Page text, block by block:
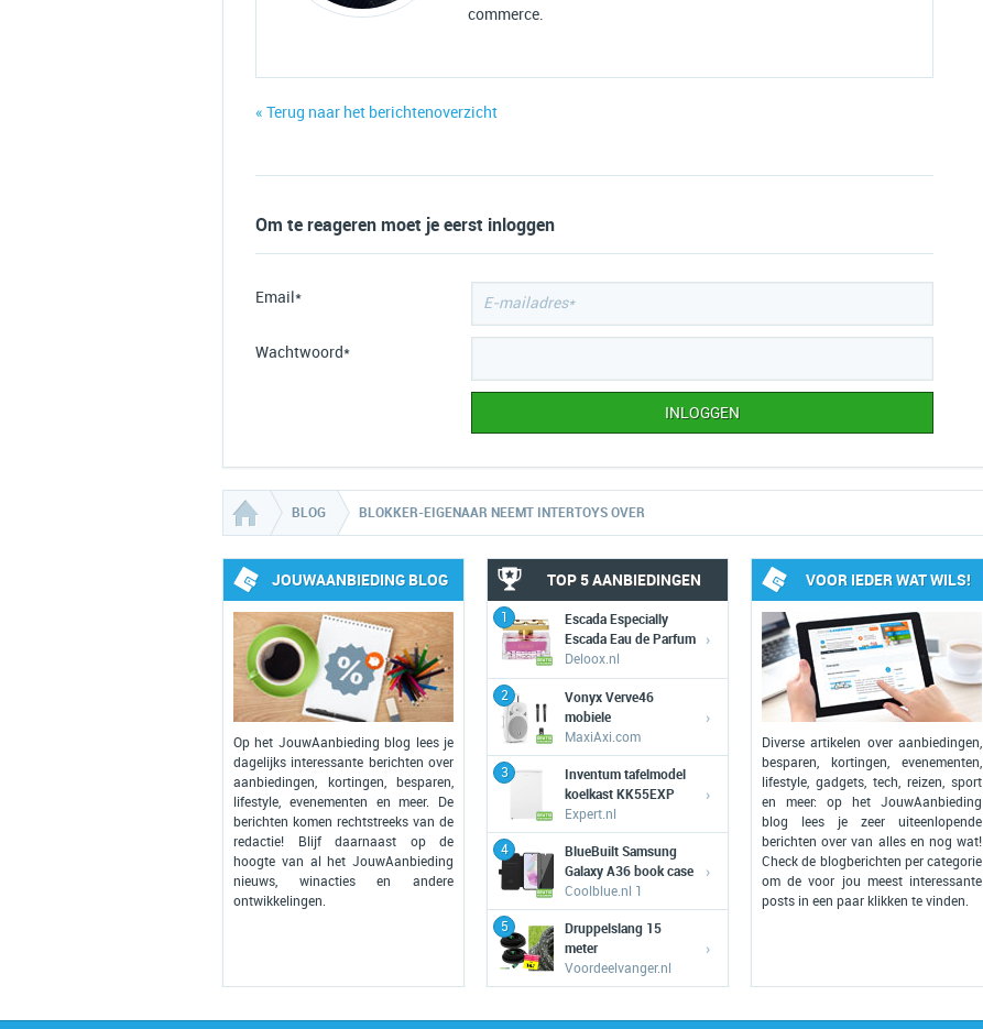
commerce.
« Terug naar het berichtenoverzicht
Om te reageren moet je eerst inloggen
Email*
Wachtwoord*
BLOG BLOKKER-EIGENAAR NEEMT INTERTOYS OVER
JOUWAANBIEDING BLOG
Op het JouwAanbieding blog lees je
dagelijks interessante berichten over
aanbiedingen, kortingen, besparen,
lifestyle, evenementen en meer. De
berichten komen rechtstreeks van de
redactie! Blijf daarnaast op de
hoogte van al het JouwAanbieding
nieuws, winacties en andere
ontwikkelingen.
TOP 5 AANBIEDINGEN
1
Escada Especially
Escada Eau de Parfum
eau de parfum 75 ml
Deloox.nl
›
2
Vonyx Verve46
mobiele
geluidsinstallatie
MaxiAxi.com
›
3
Inventum tafelmodel
koelkast KK55EXP
Expert.nl
›
4
BlueBuilt Samsung
Galaxy A36 book case
Coolblue.nl 1
›
5
Druppelslang 15
meter
Voordeelvanger.nl
›
VOOR IEDER WAT WILS!
Diverse artikelen over aanbiedingen,
besparen, kortingen, evenementen,
lifestyle, gadgets, tech, reizen, sport
en meer: op het JouwAanbieding
blog lees je zeer uiteenlopende
berichten over van alles en nog wat!
Check de blogberichten per categorie
om de voor jou meest interessante
posts in een paar klikken te vinden.